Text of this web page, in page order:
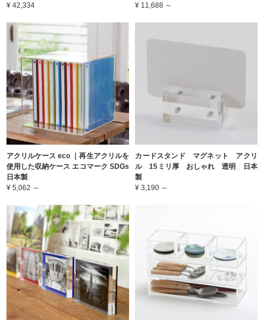
¥ 42,334
¥ 11,688 ～
アクリルケース eco ｜再生アクリルを
使用した収納ケース エコマーク SDGs
日本製
¥ 5,062 ～
カードスタンド マグネット アクリ
ル 15ミリ厚 おしゃれ 透明 日本
製
¥ 3,190 ～